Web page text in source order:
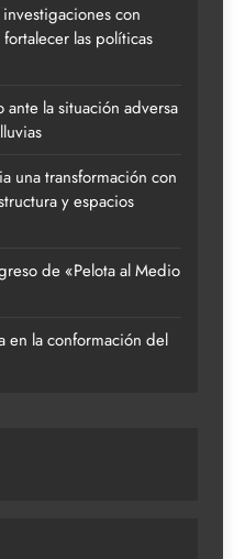
con
las políticas
la situación adversa
una transformación con
y espacios
de «Pelota al Medio
en la conformación del